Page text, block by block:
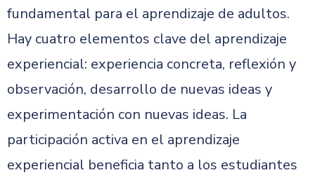
fundamental para el aprendizaje de adultos.
Hay cuatro elementos clave del aprendizaje
experiencial: experiencia concreta, reflexión y
observación, desarrollo de nuevas ideas y
experimentación con nuevas ideas. La
participación activa en el aprendizaje
experiencial beneficia tanto a los estudiantes